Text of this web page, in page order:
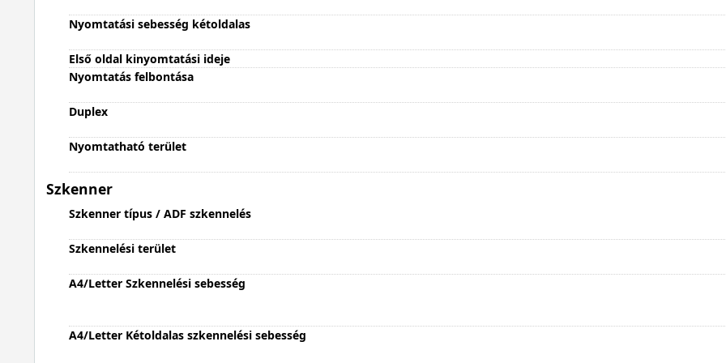
Nyomtatási sebesség kétoldalas
Első oldal kinyomtatási ideje
Nyomtatás felbontása
Duplex
Nyomtatható terület
Szkenner
Szkenner típus / ADF szkennelés
Szkennelési terület
A4/Letter Szkennelési sebesség
A4/Letter Kétoldalas szkennelési sebesség